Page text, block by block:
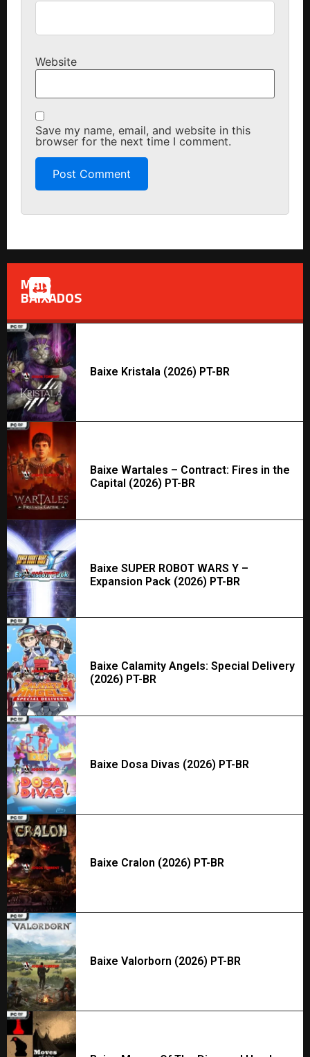
Website
Save my name, email, and website in this
browser for the next time I comment.
MAIS
BAIXADOS
Baixe Kristala (2026) PT-BR
Baixe Wartales – Contract: Fires in the
Capital (2026) PT-BR
Baixe SUPER ROBOT WARS Y –
Expansion Pack (2026) PT-BR
Baixe Calamity Angels: Special Delivery
(2026) PT-BR
Baixe Dosa Divas (2026) PT-BR
Baixe Cralon (2026) PT-BR
Baixe Valorborn (2026) PT-BR